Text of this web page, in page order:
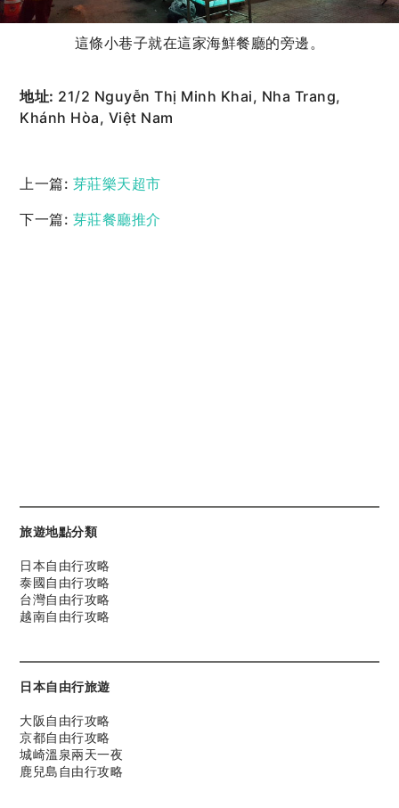
這條小巷子就在這家海鮮餐廳的旁邊。
地址: 21/2 Nguyễn Thị Minh Khai, Nha Trang,
Khánh Hòa, Việt Nam
上一篇: 芽莊樂天超市
下一篇: 芽莊餐廳推介
旅遊地點分類
日本自由行攻略
泰國自由行攻略
台灣自由行攻略
越南自由行攻略
日本自由行旅遊
大阪自由行攻略
京都自由行攻略
城崎溫泉兩天一夜
鹿兒島自由行攻略